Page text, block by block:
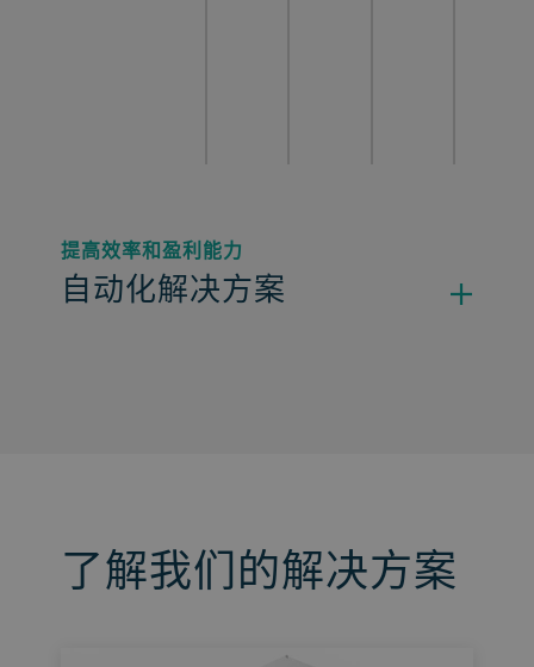
提高效率和盈利能力
自动化解决方案
了解我们的解决方案